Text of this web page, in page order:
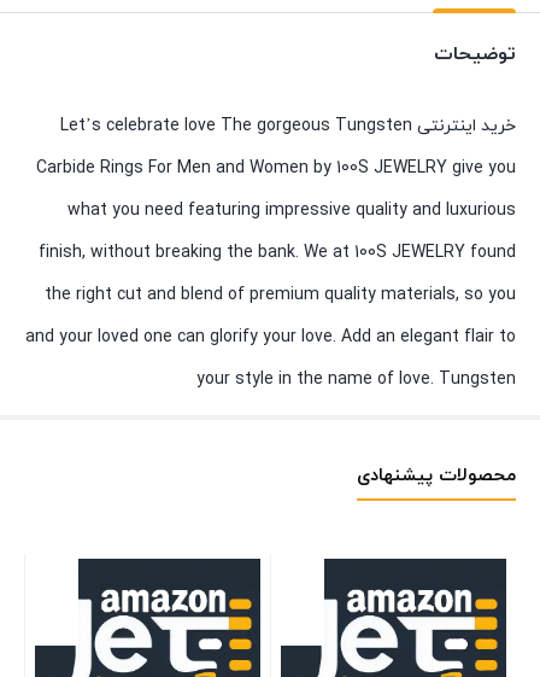
توضیحات
خرید اینترنتی Let’s celebrate love The gorgeous Tungsten
Carbide Rings For Men and Women by 100S JEWELRY give you
what you need featuring impressive quality and luxurious
finish, without breaking the bank. We at 100S JEWELRY found
the right cut and blend of premium quality materials, so you
and your loved one can glorify your love. Add an elegant flair to
your style in the name of love. Tungsten
محصولات پیشنهادی